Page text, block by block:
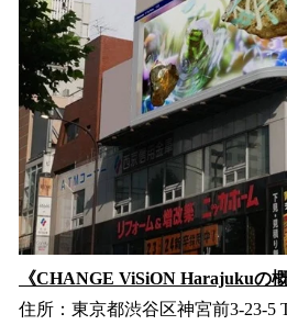
《CHANGE ViSiON Harajukuの概
住所：東京都渋谷区神宮前3-23-5